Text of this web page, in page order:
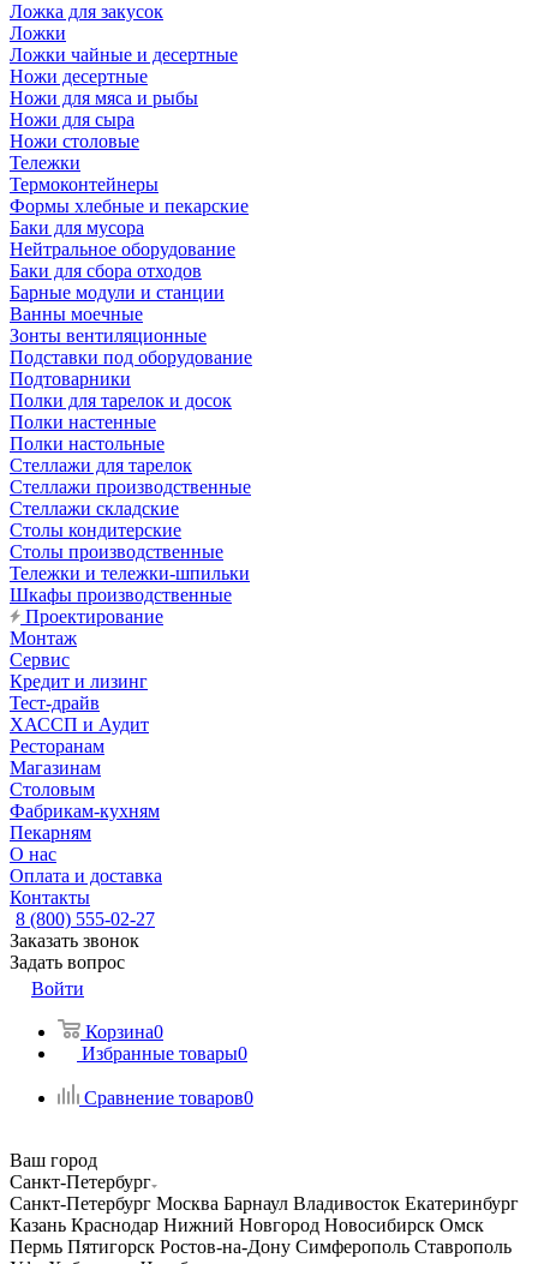
Ложка для закусок
Ложки
Ложки чайные и десертные
Ножи десертные
Ножи для мяса и рыбы
Ножи для сыра
Ножи столовые
Тележки
Термоконтейнеры
Формы хлебные и пекарские
Баки для мусора
Нейтральное оборудование
Баки для сбора отходов
Барные модули и станции
Ванны моечные
Зонты вентиляционные
Подставки под оборудование
Подтоварники
Полки для тарелок и досок
Полки настенные
Полки настольные
Стеллажи для тарелок
Стеллажи производственные
Стеллажи складские
Столы кондитерские
Столы производственные
Тележки и тележки-шпильки
Шкафы производственные
Проектирование
Монтаж
Сервис
Кредит и лизинг
Тест-драйв
ХАССП и Аудит
Ресторанам
Магазинам
Столовым
Фабрикам-кухням
Пекарням
О нас
Оплата и доставка
Контакты
8 (800) 555-02-27
Заказать звонок
Задать вопрос
Войти
Корзина0
Избранные товары0
Сравнение товаров0
Ваш город
Санкт-Петербург
Санкт-Петербург Москва Барнаул Владивосток Екатеринбург
Казань Краснодар Нижний Новгород Новосибирск Омск
Пермь Пятигорск Ростов-на-Дону Симферополь Ставрополь